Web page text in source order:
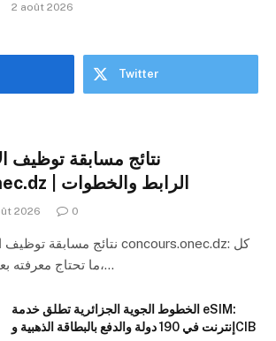
2 août 2026
Twitter
concours.onec.dz | الرابط والخطوات
2026 0
ما تحتاج معرفته بعد أشهر من الترقب،…
الخطوط الجوية الجزائرية تطلق خدمة eSIM:
إنترنت في 190 دولة والدفع بالبطاقة الذهبية وCIB